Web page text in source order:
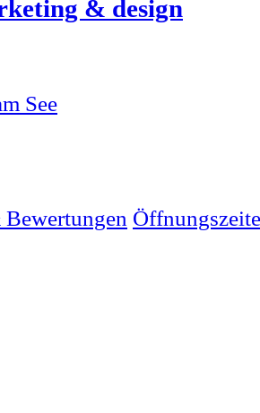
& design
See